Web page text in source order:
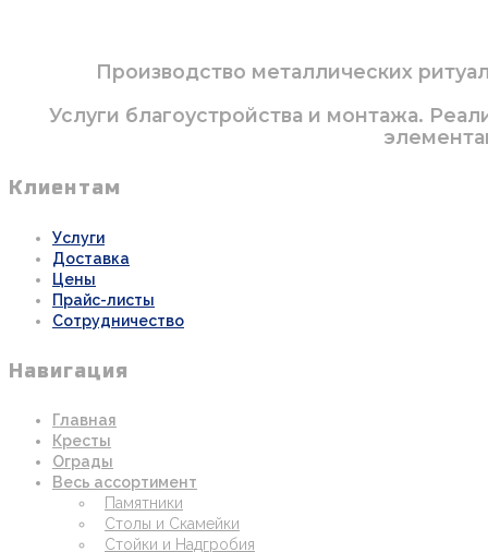
Производство металлических
Услуги благоустройства и монтажа.
Клиентам
Услуги
Доставка
Цены
Прайс-листы
Сотрудничество
Навигация
Главная
Кресты
Ограды
Весь ассортимент
Памятники
Столы и Скамейки
Стойки и Надгробия